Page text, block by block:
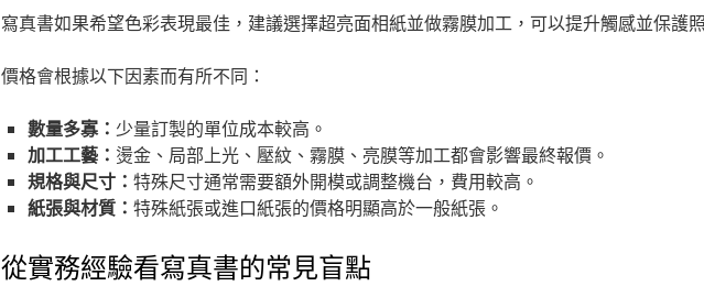
寫真書如果希望色彩表現最佳，建議選擇超亮面相紙並做霧膜加工，可以提升觸感並保護
價格會根據以下因素而有所不同：
數量多寡： 少量訂製的單位成本較高。
加工工藝： 燙金、局部上光、壓紋、霧膜、亮膜等加工都會影響最終報價。
規格與尺寸： 特殊尺寸通常需要額外開模或調整機台，費用較高。
紙張與材質： 特殊紙張或進口紙張的價格明顯高於一般紙張。
從實務經驗看寫真書的常見盲點